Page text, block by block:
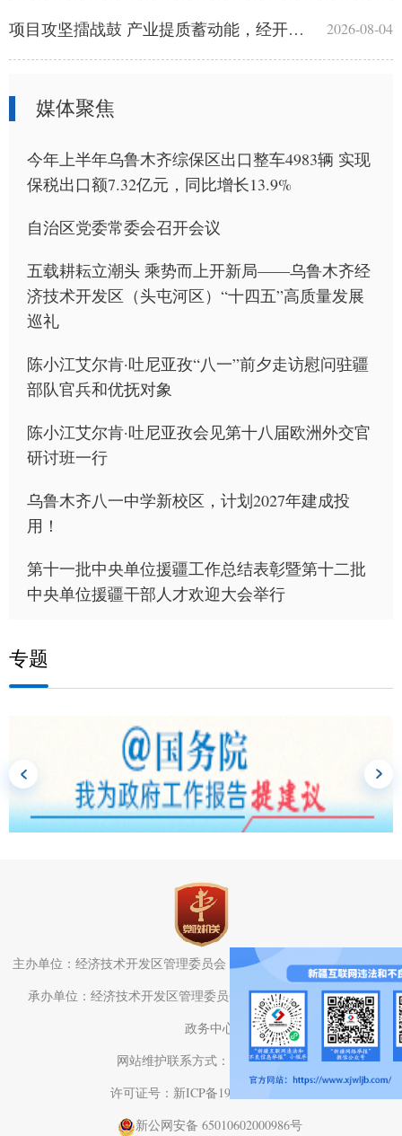
2026-08-04
项目攻坚擂战鼓 产业提质蓄动能，经开区重点项目建设蹄疾步稳
媒体聚焦
今年上半年乌鲁木齐综保区出口整车4983辆 实现
保税出口额7.32亿元，同比增长13.9%
自治区党委常委会召开会议
五载耕耘立潮头 乘势而上开新局——乌鲁木齐经
济技术开发区（头屯河区）“十四五”高质量发展
巡礼
陈小江艾尔肯·吐尼亚孜“八一”前夕走访慰问驻疆
部队官兵和优抚对象
陈小江艾尔肯·吐尼亚孜会见第十八届欧洲外交官
研讨班一行
乌鲁木齐八一中学新校区，计划2027年建成投
用！
第十一批中央单位援疆工作总结表彰暨第十二批
中央单位援疆干部人才欢迎大会举行
专题
主办单位：经济技术开发区管理委员会（头屯河区人民政府）办公室
承办单位：经济技术开发区管理委员会（头屯河区人民政府）电子
政务中心
网站维护联系方式：0991-3782709
许可证号：新ICP备19001575号-1
新公网安备 65010602000986号